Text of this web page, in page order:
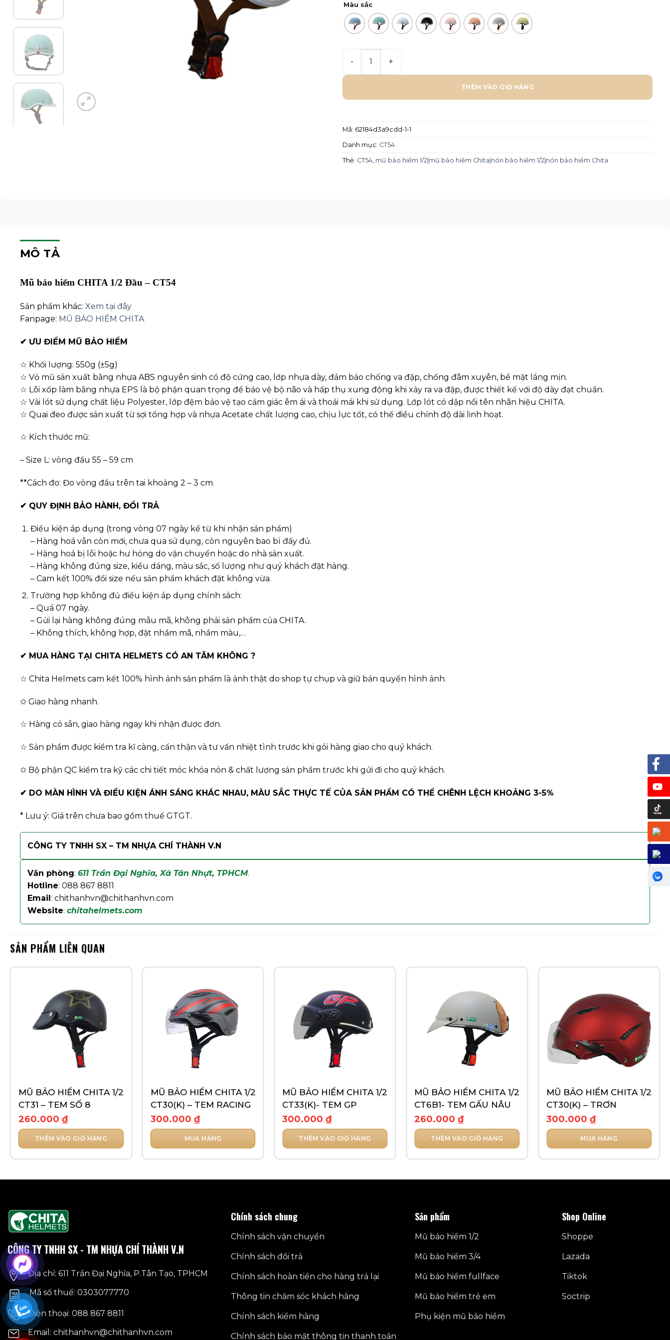
Màu sắc
THÊM VÀO GIỎ HÀNG
Mã: 62184d3a9cdd-1-1
Danh mục: CT54
Thẻ: CT54, mũ bảo hiểm 1/2|mũ bảo hiểm Chita|nón bảo hiểm 1/2|nón bảo hiểm Chita
MÔ TẢ
Mũ bảo hiểm CHITA 1/2 Đầu – CT54
Sản phẩm khác: Xem tại đây
Fanpage: MŨ BẢO HIỂM CHITA
✔ ƯU ĐIỂM MŨ BẢO HIỂM
☆ Khối lượng: 550g (±5g)
☆ Vỏ mũ sản xuất bằng nhựa ABS nguyên sinh có độ cứng cao, lớp nhựa dày, đảm bảo chống va đập, chống đâm xuyên, bề mặt láng mịn.
☆ Lõi xốp làm bằng nhựa EPS là bộ phận quan trọng để bảo vệ bộ não và hấp thụ xung động khi xảy ra va đập, được thiết kế với độ dày đạt chuẩn.
☆ Vải lót sử dụng chất liệu Polyester, lớp đệm bảo vệ tạo cảm giác êm ái và thoải mái khi sử dụng. Lớp lót có dập nổi tên nhãn hiệu CHITA.
☆ Quai đeo được sản xuất từ sợi tổng hợp và nhựa Acetate chất lượng cao, chịu lực tốt, có thể điều chỉnh độ dài linh hoạt.
☆ Kích thước mũ:
– Size L: vòng đầu 55 – 59 cm
**Cách đo: Đo vòng đầu trên tai khoảng 2 – 3 cm.
✔ QUY ĐỊNH BẢO HÀNH, ĐỔI TRẢ
Điều kiện áp dụng (trong vòng 07 ngày kể từ khi nhận sản phẩm)
– Hàng hoá vẫn còn mới, chưa qua sử dụng, còn nguyên bao bì đầy đủ.
– Hàng hoá bị lỗi hoặc hư hỏng do vận chuyển hoặc do nhà sản xuất.
– Hàng không đúng size, kiểu dáng, màu sắc, số lượng như quý khách đặt hàng.
– Cam kết 100% đổi size nếu sản phẩm khách đặt không vừa.
Trường hợp không đủ điều kiện áp dụng chính sách:
– Quá 07 ngày.
– Gửi lại hàng không đúng mẫu mã, không phải sản phẩm của CHITA.
– Không thích, không hợp, đặt nhầm mã, nhầm màu,…
✔ MUA HÀNG TẠI CHITA HELMETS CÓ AN TÂM KHÔNG ?
☆ Chita Helmets cam kết 100% hình ảnh sản phẩm là ảnh thật do shop tự chụp và giữ bản quyền hình ảnh.
✩ Giao hàng nhanh.
☆ Hàng có sẵn, giao hàng ngay khi nhận được đơn.
☆ Sản phẩm được kiểm tra kĩ càng, cẩn thận và tư vấn nhiệt tình trước khi gói hàng giao cho quý khách.
✩ Bộ phận QC kiểm tra kỹ các chi tiết móc khóa nón & chất lượng sản phẩm trước khi gửi đi cho quý khách.
✔ DO MÀN HÌNH VÀ ĐIỀU KIỆN ÁNH SÁNG KHÁC NHAU, MÀU SẮC THỰC TẾ CỦA SẢN PHẨM CÓ THỂ CHÊNH LỆCH KHOẢNG 3-5%
* Lưu ý: Giá trên chưa bao gồm thuế GTGT.
CÔNG TY TNHH SX – TM NHỰA CHÍ THÀNH V.N
Văn phòng: 611 Trần Đại Nghĩa, Xã Tân Nhựt, TPHCM.
Hotline: 088 867 8811
Email : chithanhvn@chithanhvn.com
Website: chitahelmets.com
SẢN PHẨM LIÊN QUAN
MŨ BẢO HIỂM CHITA 1/2
CT31 – TEM SỐ 8
260.000 ₫
THÊM VÀO GIỎ HÀNG
MŨ BẢO HIỂM CHITA 1/2
CT30(K) – TEM RACING
300.000 ₫
MUA HÀNG
tùy
chọn
có
sản
MŨ BẢO HIỂM CHITA 1/2
CT33(K)- TEM GP
300.000₫
THÊM VÀO GIỎ HÀNG
MŨ BẢO HIỂM CHITA 1/2
CT6B1- TEM GẤU NÂU
260.000₫
THÊM VÀO GIỎ HÀNG
MŨ BẢO HIỂM CHITA 1/2
CT30(K) – TRƠN
300.000 ₫
MUA HÀNG
chọn
được
CÔNG TY TNHH SX - TM NHỰA CHÍ THÀNH V.N
Địa chỉ: 611 Trần Đại Nghĩa, P.Tân Tạo, TPHCM
Mã số thuế: 0303077770
Điện thoại: 088 867 8811
Email: chithanhvn@chithanhvn.com
Chính sách chung
Chính sách vận chuyển
Chính sách đổi trả
Chính sách hoàn tiền cho hàng trả lại
Thông tin chăm sóc khách hàng
Chính sách kiểm hàng
Chính sách bảo mật thông tin thanh toán
Sản phẩm
Mũ bảo hiểm 1/2
Mũ bảo hiểm 3/4
Mũ bảo hiểm fullface
Mũ bảo hiểm trẻ em
Phụ kiện mũ bảo hiểm
Shop Online
Shoppe
Lazada
Tiktok
Soctrip